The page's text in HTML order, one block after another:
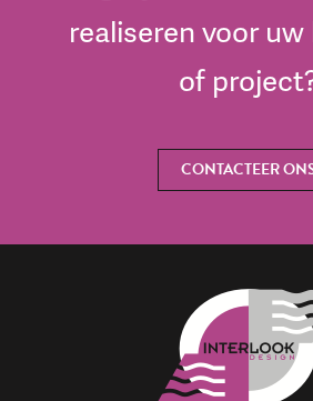
realiseren voor
of
CONTACTEER